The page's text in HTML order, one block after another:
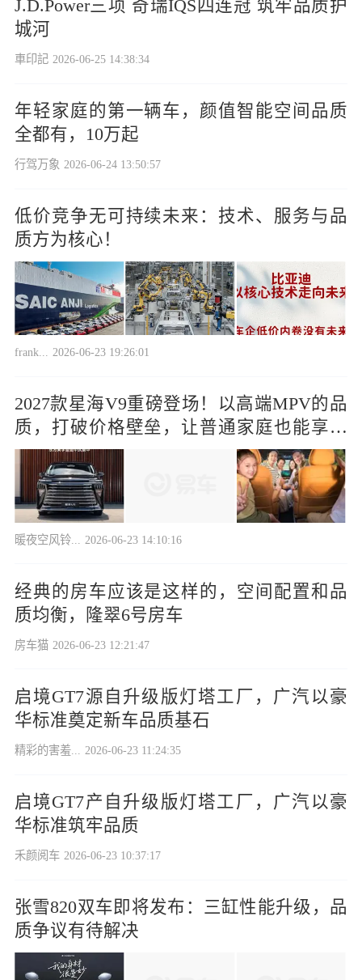
J.D.Power三项 奇瑞IQS四连冠 筑牢品质护
城河
車印記 2026-06-25 14:38:34
年轻家庭的第一辆车，颜值智能空间品质
全都有，10万起
行驾万象 2026-06-24 13:50:57
低价竞争无可持续未来：技术、服务与品
质方为核心！
frank... 2026-06-23 19:26:01
2027款星海V9重磅登场！以高端MPV的品
质，打破价格壁垒，让普通家庭也能享受
体面出行。
暖夜空风铃... 2026-06-23 14:10:16
经典的房车应该是这样的，空间配置和品
质均衡，隆翠6号房车
房车猫 2026-06-23 12:21:47
启境GT7源自升级版灯塔工厂，广汽以豪
华标准奠定新车品质基石
精彩的害羞... 2026-06-23 11:24:35
启境GT7产自升级版灯塔工厂，广汽以豪
华标准筑牢品质
禾颜阅车 2026-06-23 10:37:17
张雪820双车即将发布：三缸性能升级，品
质争议有待解决